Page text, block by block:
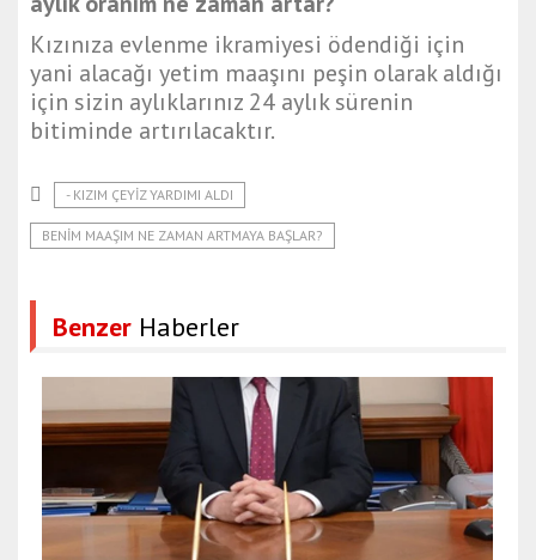
Kızınıza evlenme ikramiyesi ödendiği için
yani alacağı yetim maaşını peşin olarak aldığı
için sizin aylıklarınız 24 aylık sürenin
bitiminde artırılacaktır.
- KIZIM ÇEYIZ YARDIMI ALDI
BENIM MAAŞIM NE ZAMAN ARTMAYA BAŞLAR?
Benzer Haberler